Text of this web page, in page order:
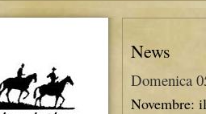
News
Domenica
Novembre: